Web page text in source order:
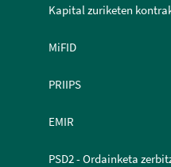
Kapital zuriketen
MiFID
PRIIPS
EMIR
PSD2 - Ordainketa